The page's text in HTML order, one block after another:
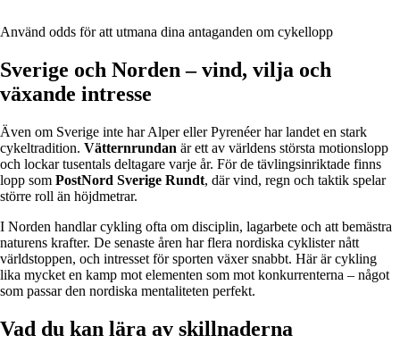
Använd odds för att utmana dina antaganden om cykellopp
Sverige och Norden – vind, vilja och
växande intresse
Även om Sverige inte har Alper eller Pyrenéer har landet en stark
cykeltradition. Vätternrundan är ett av världens största motionslopp
och lockar tusentals deltagare varje år. För de tävlingsinriktade finns
lopp som PostNord Sverige Rundt, där vind, regn och taktik spelar
större roll än höjdmetrar.
I Norden handlar cykling ofta om disciplin, lagarbete och att bemästra
naturens krafter. De senaste åren har flera nordiska cyklister nått
världstoppen, och intresset för sporten växer snabbt. Här är cykling
lika mycket en kamp mot elementen som mot konkurrenterna – något
som passar den nordiska mentaliteten perfekt.
Vad du kan lära av skillnaderna